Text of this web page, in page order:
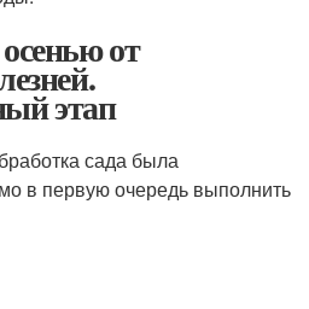
от
этап
сада была
в первую очередь выполнить